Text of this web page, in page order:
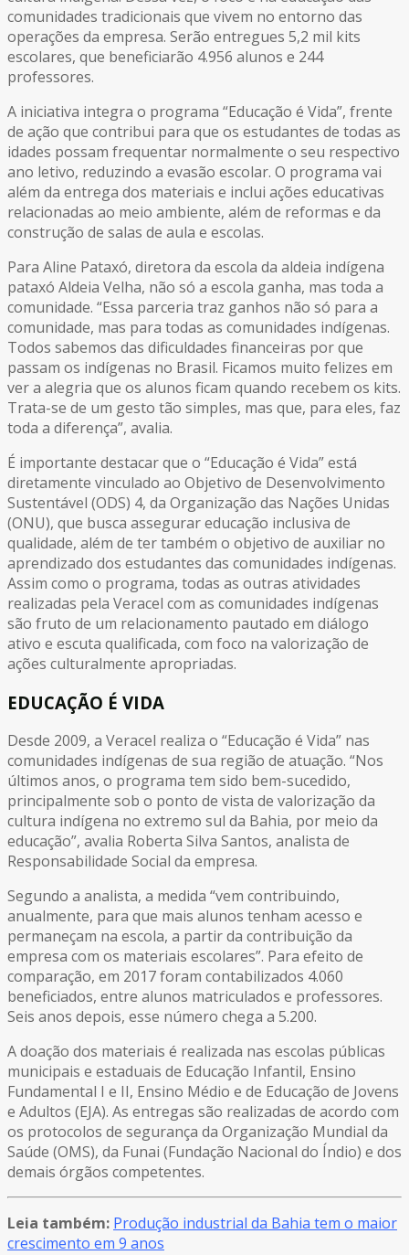
comunidades tradicionais que vivem no entorno das
operações da empresa. Serão entregues 5,2 mil kits
escolares, que beneficiarão 4.956 alunos e 244
professores.
A iniciativa integra o programa “Educação é Vida”, frente
de ação que contribui para que os estudantes de todas as
idades possam frequentar normalmente o seu respectivo
ano letivo, reduzindo a evasão escolar. O programa vai
além da entrega dos materiais e inclui ações educativas
relacionadas ao meio ambiente, além de reformas e da
construção de salas de aula e escolas.
Para Aline Pataxó, diretora da escola da aldeia indígena
pataxó Aldeia Velha, não só a escola ganha, mas toda a
comunidade. “Essa parceria traz ganhos não só para a
comunidade, mas para todas as comunidades indígenas.
Todos sabemos das dificuldades financeiras por que
passam os indígenas no Brasil. Ficamos muito felizes em
ver a alegria que os alunos ficam quando recebem os kits.
Trata-se de um gesto tão simples, mas que, para eles, faz
toda a diferença”, avalia.
É importante destacar que o “Educação é Vida” está
diretamente vinculado ao Objetivo de Desenvolvimento
Sustentável (ODS) 4, da Organização das Nações Unidas
(ONU), que busca assegurar educação inclusiva de
qualidade, além de ter também o objetivo de auxiliar no
aprendizado dos estudantes das comunidades indígenas.
Assim como o programa, todas as outras atividades
realizadas pela Veracel com as comunidades indígenas
são fruto de um relacionamento pautado em diálogo
ativo e escuta qualificada, com foco na valorização de
ações culturalmente apropriadas.
EDUCAÇÃO É VIDA
Desde 2009, a Veracel realiza o “Educação é Vida” nas
comunidades indígenas de sua região de atuação. “Nos
últimos anos, o programa tem sido bem-sucedido,
principalmente sob o ponto de vista de valorização da
cultura indígena no extremo sul da Bahia, por meio da
educação”, avalia Roberta Silva Santos, analista de
Responsabilidade Social da empresa.
Segundo a analista, a medida “vem contribuindo,
anualmente, para que mais alunos tenham acesso e
permaneçam na escola, a partir da contribuição da
empresa com os materiais escolares”. Para efeito de
comparação, em 2017 foram contabilizados 4.060
beneficiados, entre alunos matriculados e professores.
Seis anos depois, esse número chega a 5.200.
A doação dos materiais é realizada nas escolas públicas
municipais e estaduais de Educação Infantil, Ensino
Fundamental I e II, Ensino Médio e de Educação de Jovens
e Adultos (EJA). As entregas são realizadas de acordo com
os protocolos de segurança da Organização Mundial da
Saúde (OMS), da Funai (Fundação Nacional do Índio) e dos
demais órgãos competentes.
Leia também: Produção industrial da Bahia tem o maior
crescimento em 9 anos